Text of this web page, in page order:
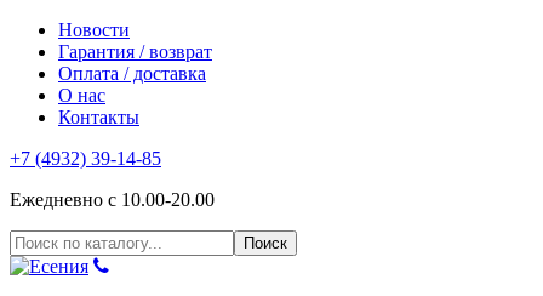
Новости
Гарантия / возврат
Оплата / доставка
О нас
Контакты
+7 (4932) 39-14-85
Ежедневно с 10.00-20.00